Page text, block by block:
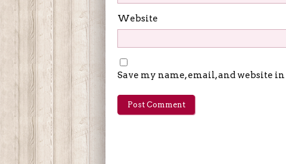
Website
Save my name, email, and website